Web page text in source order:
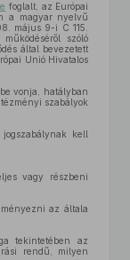
foglalt, az Európai
a magyar nyelvű
május 9-i C 115.
szóló
által bevezetett
Unió Hivatalos
vonja, hatályban
szabályok
kell
vagy részbeni
az általa
tekintetében az
rendű, milyen